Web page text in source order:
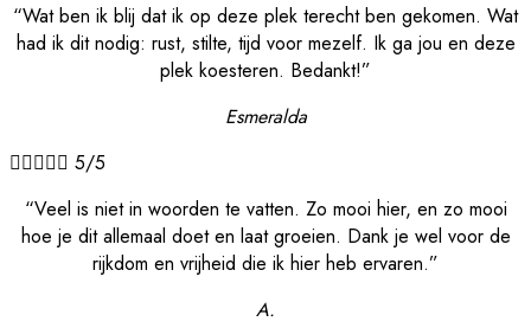
“Wat ben ik blij dat ik op deze plek terecht ben gekomen. Wat
had ik dit nodig: rust, stilte, tijd voor mezelf. Ik ga jou en deze
plek koesteren. Bedankt!”
Esmeralda
 5/5
“Veel is niet in woorden te vatten. Zo mooi hier, en zo mooi
hoe je dit allemaal doet en laat groeien. Dank je wel voor de
rijkdom en vrijheid die ik hier heb ervaren.”
A.